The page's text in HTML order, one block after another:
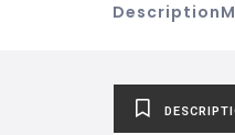
Description